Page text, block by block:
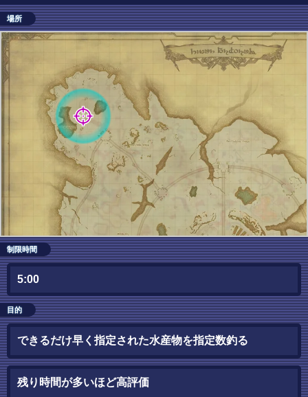
場所
制限時間
5:00
目的
できるだけ早く指定された水産物を指定数釣る
残り時間が多いほど高評価